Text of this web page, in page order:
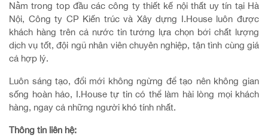
Nằm trong top đầu các công ty thiết kế nội thất uy tín tại Hà
Nội, Công ty CP Kiến trúc và Xây dựng I.House luôn được
khách hàng trên cả nước tin tưởng lựa chọn bởi chất lượng
dịch vụ tốt, đội ngũ nhân viên chuyên nghiệp, tận tình cùng giá
cả hợp lý.
Luôn sáng tạo, đổi mới không ngừng để tạo nên không gian
sống hoàn hảo, I.House tự tin có thể làm hài lòng mọi khách
hàng, ngay cả những người khó tính nhất.
Thông tin liên hệ: